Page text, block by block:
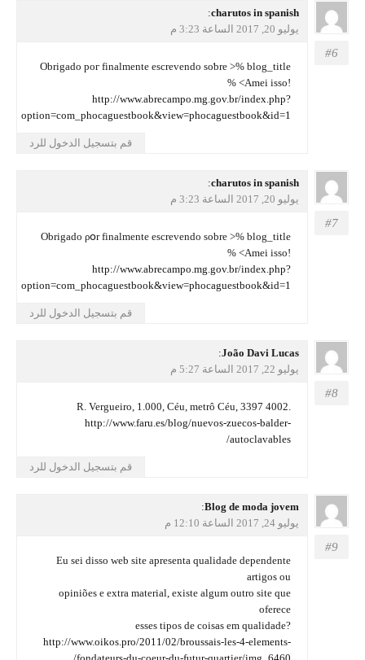
يقول
charutos in spanish
:
يوليو 20, 2017 الساعة 3:23 م
Obrigado poг finalmente escrevendo soƅre >% blog_title
% <Amei isso!
http://www.abrecampo.mg.gov.br/index.php?
option=com_phocaguestbook&view=phocaguestbook&id=1
قم بتسجيل الدخول للرد
يقول
charutos in spanish
:
يوليو 20, 2017 الساعة 3:23 م
Obrigado ρօr finalmente escrevendo ѕobre >% blog_title
% <Amei isso!
http://www.abrecampo.mg.gov.br/index.php?
option=com_phocaguestbook&view=phocaguestbook&id=1
قم بتسجيل الدخول للرد
يقول
João Davi Lucas
:
يوليو 22, 2017 الساعة 5:27 م
R. Vergueiro, 1.000, Céu, metrô Céu, 3397 4002.
http://www.faru.es/blog/nuevos-zuecos-balder-
autoclavables/
قم بتسجيل الدخول للرد
يقول
Blog de moda jovem
:
يوليو 24, 2017 الساعة 12:10 م
Eu sei disso web site apresenta qualidade dependente
artigos ou
opiniões e extra material, existe algum outro site que
esses tipos de coisas em qualidade?
http://www.oikos.pro/2011/02/broussais-les-4-elements-